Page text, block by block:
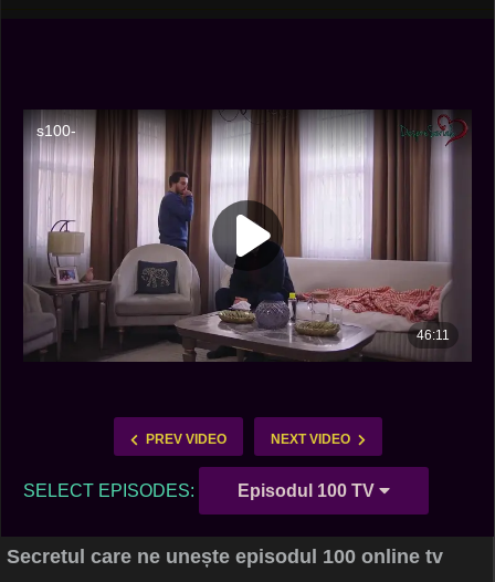
PREV VIDEO NEXT VIDEO
SELECT EPISODES: Episodul 100 TV
Secretul care ne unește episodul 100 online tv